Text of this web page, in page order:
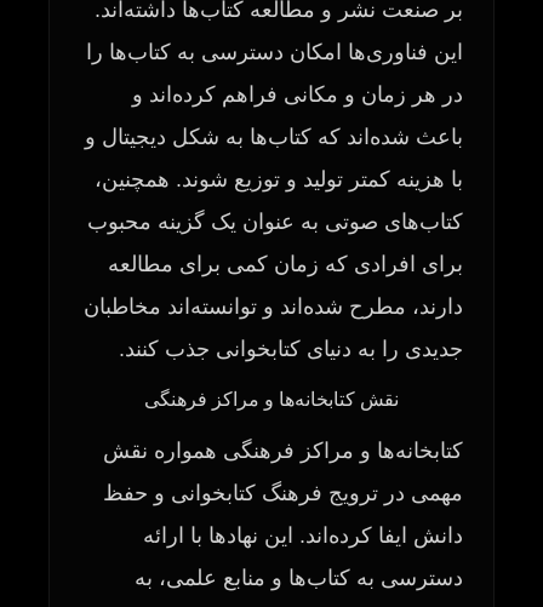
بر صنعت نشر و مطالعه کتاب‌ها داشته‌اند.
این فناوری‌ها امکان دسترسی به کتاب‌ها را
در هر زمان و مکانی فراهم کرده‌اند و
باعث شده‌اند که کتاب‌ها به شکل دیجیتال و
با هزینه کمتر تولید و توزیع شوند. همچنین،
کتاب‌های صوتی به عنوان یک گزینه محبوب
برای افرادی که زمان کمی برای مطالعه
دارند، مطرح شده‌اند و توانسته‌اند مخاطبان
جدیدی را به دنیای کتابخوانی جذب کنند.
نقش کتابخانه‌ها و مراکز فرهنگی
کتابخانه‌ها و مراکز فرهنگی همواره نقش
مهمی در ترویج فرهنگ کتابخوانی و حفظ
دانش ایفا کرده‌اند. این نهادها با ارائه
دسترسی به کتاب‌ها و منابع علمی، به